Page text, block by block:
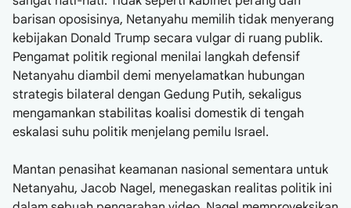
barisan oposisinya, Netanyahu memilih tidak menyerang
kebijakan Donald Trump secara vulgar di ruang publik.
Pengamat politik regional menilai langkah defensif
Netanyahu diambil demi menyelamatkan hubungan
strategis bilateral dengan Gedung Putih, sekaligus
mengamankan stabilitas koalisi domestik di tengah
eskalasi suhu politik menjelang pemilu Israel.
Mantan penasihat keamanan nasional sementara untuk
Netanyahu, Jacob Nagel, menegaskan realitas politik ini